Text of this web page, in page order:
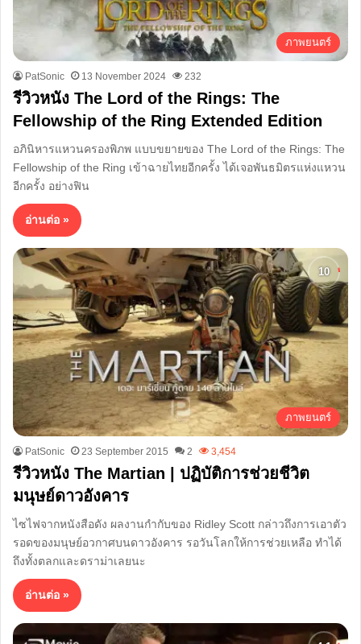
ภาพยนตร์
PatSonic 13 November 2024 232
รีวิวหนัง The Lord of the Rings: The
Fellowship of the Ring Extended Edition
อภินิหารแหวนครองพิภพ แบบขยายของ The Lord of the Rings: The
Fellowship of the Ring เข้าฉายไทยอีกครั้ง ได้เจอพันธมิตรแห่งแหวน
อีกครั้ง อย่างฟิน
อ่านต่อ »
ภาพยนตร์
PatSonic 23 September 2015 2 3,454
รีวิวหนัง The Martian | ปฏิบัติการช่วยชีวิต
มนุษย์ดาวอังคาร
ไซไฟจากหนังสือดัง ผลงานกำกับของ Ridley Scott กล่าวถึงการเอาตัว
รอดของมนุษย์อวกาศบนดาวอังคาร รอวันโลกให้การช่วยเหลือ ทำได้
ถึงทั้งตลกและดราม่าเลยนะ
อ่านต่อ »